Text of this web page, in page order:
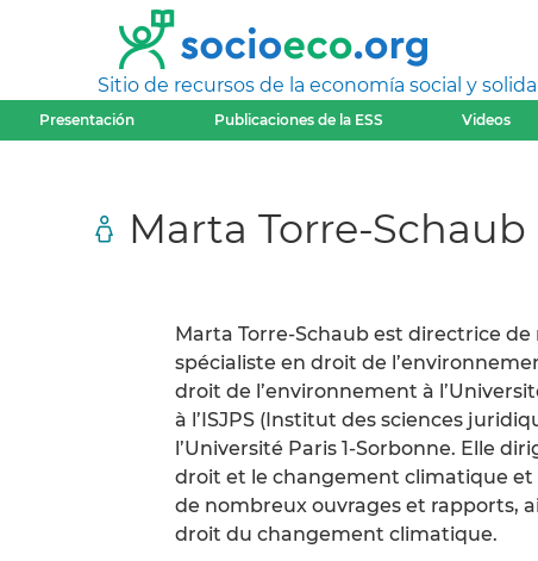
Sitio de recursos de la economía social y
Presentación Publicaciones de la ESS Videos
Marta Torre-Schaub
Marta Torre-Schaub est directrice de
spécialiste en droit de
droit de l’environnement à
à l’ISJPS (Institut des sciences
l’Université Paris 1-Sorbonne. Elle
droit et le changement climatique et
de nombreux ouvrages et rapports,
droit du changement climatique.